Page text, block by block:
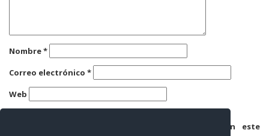
Nombre*
Correo electrónico *
Web
Guarda mi nombre, correo electrónico y web en este